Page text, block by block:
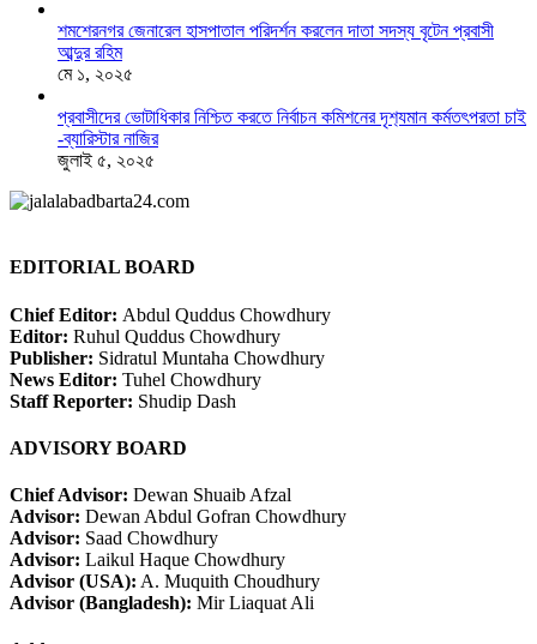
শমশেরনগর জেনারেল হাসপাতাল পরিদর্শন করলেন দাতা সদস্য বৃটেন প্রবাসী
আব্দুর রহিম
মে ১, ২০২৫
প্রবাসীদের ভোটাধিকার নিশ্চিত করতে নির্বাচন কমিশনের দৃশ‍্যমান কর্মতৎপরতা চাই
-ব্যারিস্টার নাজির
জুলাই ৫, ২০২৫
EDITORIAL BOARD
Chief Editor: Abdul Quddus Chowdhury
Editor: Ruhul Quddus Chowdhury
Publisher: Sidratul Muntaha Chowdhury
News Editor: Tuhel Chowdhury
Staff Reporter: Shudip Dash
ADVISORY BOARD
Chief Advisor: Dewan Shuaib Afzal
Advisor: Dewan Abdul Gofran Chowdhury
Advisor: Saad Chowdhury
Advisor: Laikul Haque Chowdhury
Advisor (USA): A. Muquith Choudhury
Advisor (Bangladesh): Mir Liaquat Ali